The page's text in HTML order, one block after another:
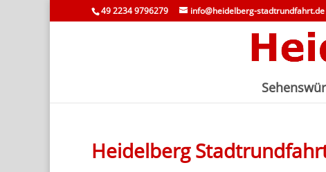
49 2234 9796279 info@heidelberg-stadtrundfahrt.de
Heidelberg